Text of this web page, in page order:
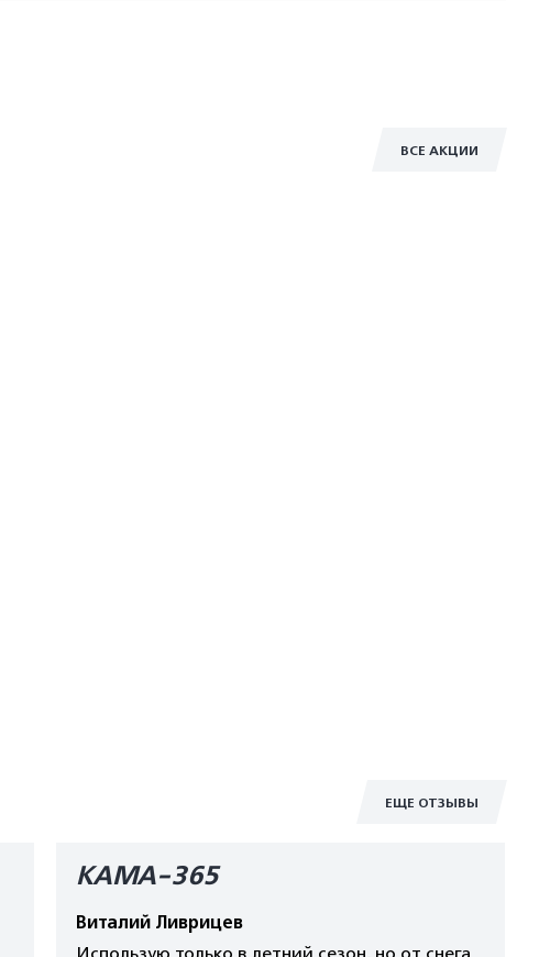
ВСЕ АКЦИИ
ЕЩЕ ОТЗЫВЫ
КАМА-365
Виталий Ливрицев